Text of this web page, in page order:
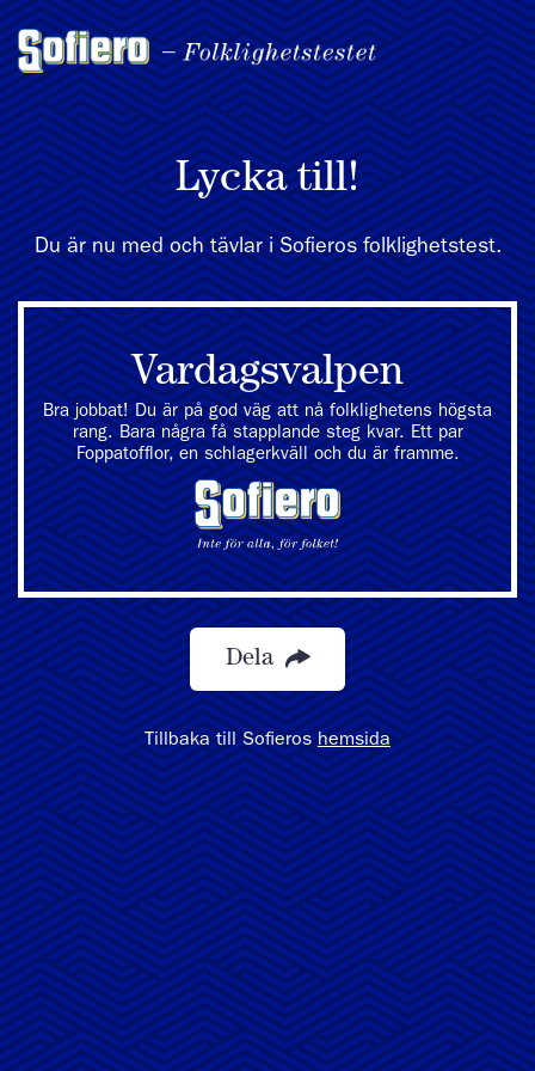
Lycka till!
Du är nu med och tävlar i Sofieros folklighetstest.
Vardagsvalpen
Bra jobbat! Du är på god väg att nå folklighetens högsta
rang. Bara några få stapplande steg kvar. Ett par
Foppatofflor, en schlagerkväll och du är framme.
Dela
Tillbaka till Sofieroshemsida